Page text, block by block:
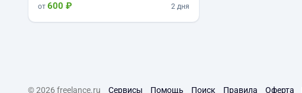
от 600 ₽ 2 дня
© 2026 freelance.ru Сервисы Помощь Поиск Правила Оферта